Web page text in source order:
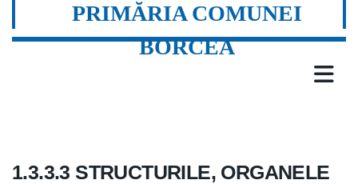
PRIMĂRIA COMUNEI
BORCEA
1.3.3.3 STRUCTURILE, ORGANELE